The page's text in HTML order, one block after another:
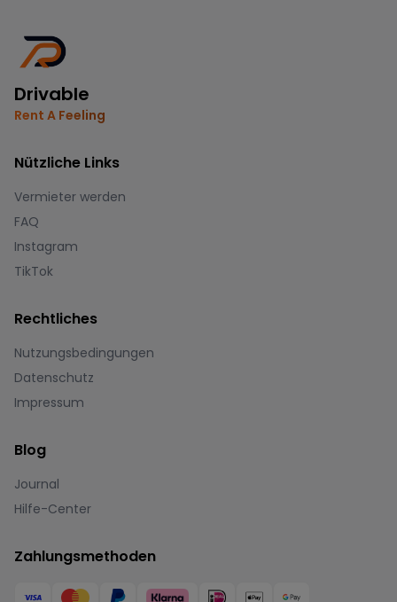
Drivable
Rent A Feeling
Nützliche Links
Vermieter werden
FAQ
Instagram
TikTok
Rechtliches
Nutzungsbedingungen
Datenschutz
Impressum
Blog
Journal
Hilfe-Center
Zahlungsmethoden